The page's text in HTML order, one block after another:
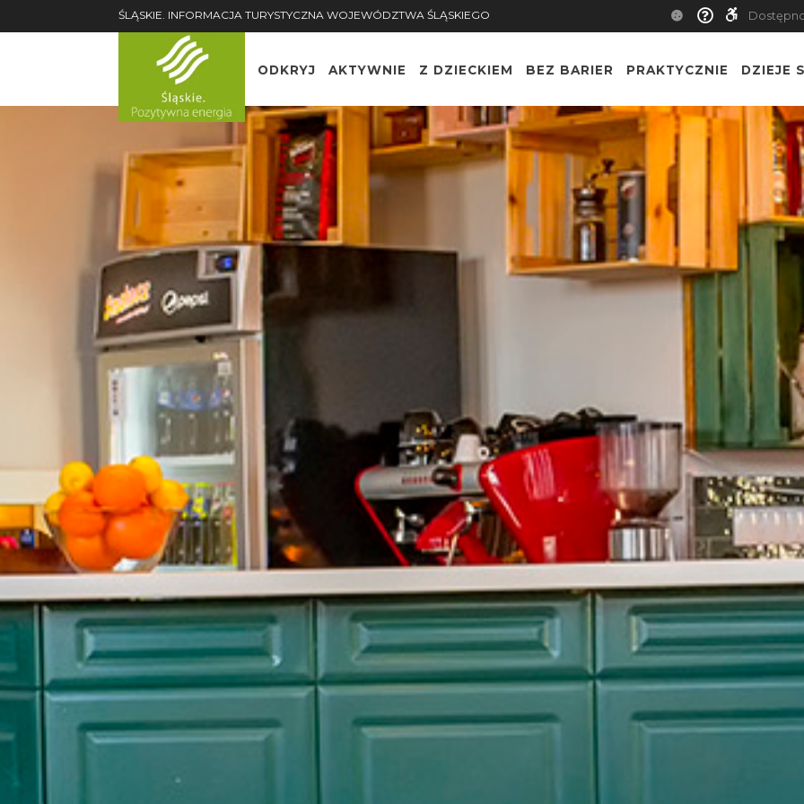
ŚLĄSKIE. INFORMACJA TURYSTYCZNA WOJEWÓDZTWA ŚLĄSKIEGO
ODKRYJ AKTYWNIE Z DZIECKIEM BEZ BARIER PRAKTYCZNIE DZIEJE